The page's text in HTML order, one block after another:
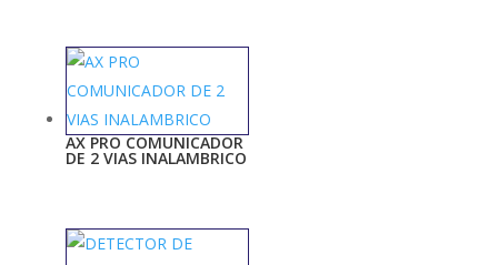
AX PRO COMUNICADOR
DE 2 VIAS INALAMBRICO